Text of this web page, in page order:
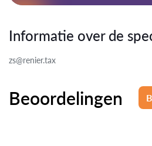
Informatie over de
zs@renier.tax
Beoordelingen